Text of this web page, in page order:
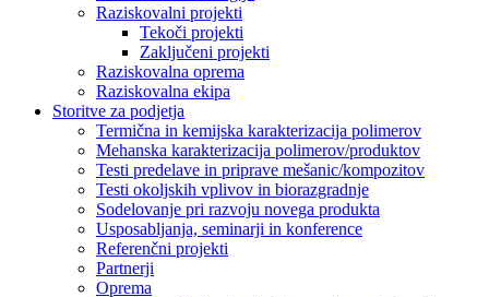
Raziskovalni projekti
Tekoči projekti
Zaključeni projekti
Raziskovalna oprema
Raziskovalna ekipa
Storitve za podjetja
Termična in kemijska karakterizacija polimerov
Mehanska karakterizacija polimerov/produktov
Testi predelave in priprave mešanic/kompozitov
Testi okoljskih vplivov in biorazgradnje
Sodelovanje pri razvoju novega produkta
Usposabljanja, seminarji in konference
Referenčni projekti
Partnerji
Oprema